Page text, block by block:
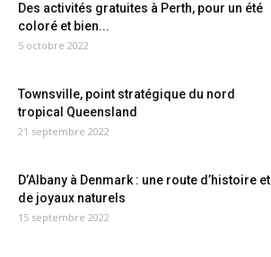
Des activités gratuites à Perth, pour un été
coloré et bien...
5 octobre 2022
Townsville, point stratégique du nord
tropical Queensland
21 septembre 2022
D’Albany à Denmark : une route d’histoire et
de joyaux naturels
15 septembre 2022